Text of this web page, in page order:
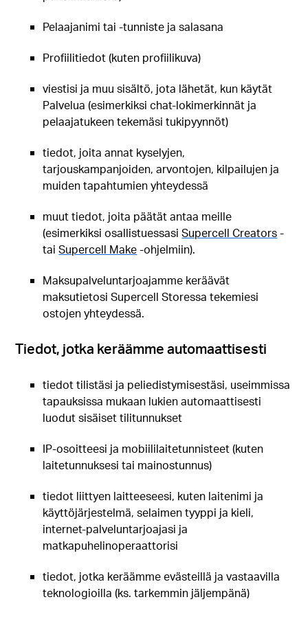
Pelaajanimi tai -tunniste ja salasana
Profiilitiedot (kuten profiilikuva)
viestisi ja muu sisältö, jota lähetät, kun käytät
Palvelua (esimerkiksi chat-lokimerkinnät ja
pelaajatukeen tekemäsi tukipyynnöt)
tiedot, joita annat kyselyjen,
tarjouskampanjoiden, arvontojen, kilpailujen ja
muiden tapahtumien yhteydessä
muut tiedot, joita päätät antaa meille
(esimerkiksi osallistuessasiSupercell Creators-
taiSupercell Make-ohjelmiin).
Maksupalveluntarjoajamme keräävät
maksutietosi Supercell Storessa tekemiesi
ostojen yhteydessä.
Tiedot, jotka keräämme automaattisesti
tiedot tilistäsi ja peliedistymisestäsi, useimmissa
tapauksissa mukaan lukien automaattisesti
luodut sisäiset tilitunnukset
IP-osoitteesi ja mobiililaitetunnisteet (kuten
laitetunnuksesi tai mainostunnus)
tiedot liittyen laitteeseesi, kuten laitenimi ja
käyttöjärjestelmä, selaimen tyyppi ja kieli,
internet-palveluntarjoajasi ja
matkapuhelinoperaattorisi
tiedot, jotka keräämme evästeillä ja vastaavilla
teknologioilla (ks. tarkemmin jäljempänä)